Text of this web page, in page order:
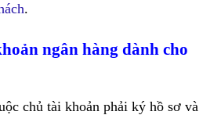
.
ngân hàng dành cho
chủ tài khoản phải ký hồ sơ và